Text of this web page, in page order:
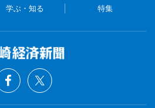
学ぶ・知る 特集